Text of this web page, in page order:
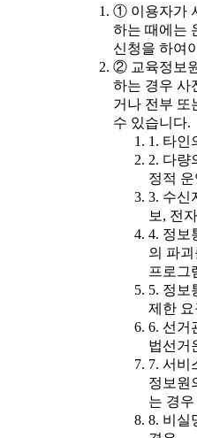
① 이용자가
하는 때에는
신청을 하여
② 교육정보
하는 경우 사
거나 전부 또
수 있습니다.
1. 타인
2. 다량
정적
3. 수신
보, 전
4. 정보
의 파
프로그
5. 정보
제한
6. 선거
법선거
7. 서비
정보원
는 경우
8. 비실